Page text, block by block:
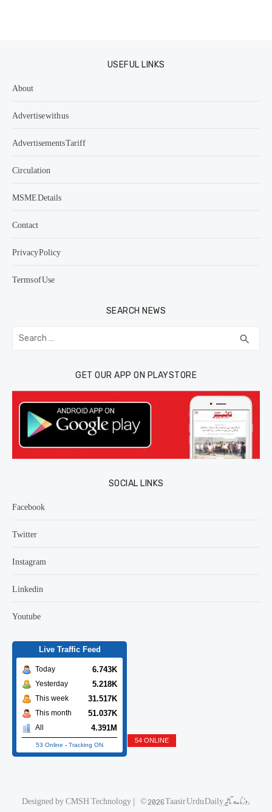
USEFUL LINKS
About
Advertise with us
Advertisements Tariff
Circulation
MSME Details
Contact
Privacy Policy
Terms of Use
SEARCH NEWS
Search
for: search
GET OUR APP ON PLAYSTORE
SOCIAL LINKS
Facebook
Twitter
Instagram
Linkedin
Youtube
Live Traffic Feed
Today 6.743K
Yesterday 5.218K
This week 31.517K
This month 51.037K
All 4.391M
53 Online - Tracking ON
54 ONLINE
Designed byCMSH Technology| © 2026 Taasir Urdu Daily روزنامه تاثیر